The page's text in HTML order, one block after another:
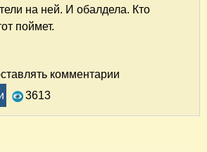
на ней. И обалдела. Кто
поймет.
комментарии
3613